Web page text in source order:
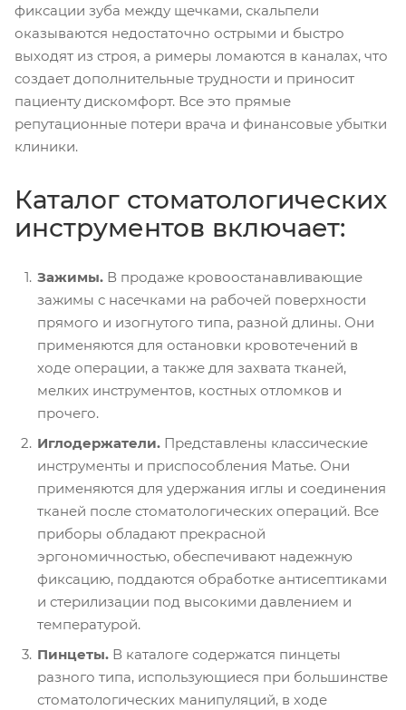
фиксации зуба между щечками, скальпели
оказываются недостаточно острыми и быстро
выходят из строя, а римеры ломаются в каналах, что
создает дополнительные трудности и приносит
пациенту дискомфорт. Все это прямые
репутационные потери врача и финансовые убытки
клиники.
Каталог стоматологических
инструментов включает:
Зажимы. В продаже кровоостанавливающие
зажимы с насечками на рабочей поверхности
прямого и изогнутого типа, разной длины. Они
применяются для остановки кровотечений в
ходе операции, а также для захвата тканей,
мелких инструментов, костных отломков и
прочего.
Иглодержатели. Представлены классические
инструменты и приспособления Матье. Они
применяются для удержания иглы и соединения
тканей после стоматологических операций. Все
приборы обладают прекрасной
эргономичностью, обеспечивают надежную
фиксацию, поддаются обработке антисептиками
и стерилизации под высокими давлением и
температурой.
Пинцеты. В каталоге содержатся пинцеты
разного типа, использующиеся при большинстве
стоматологических манипуляций, в ходе